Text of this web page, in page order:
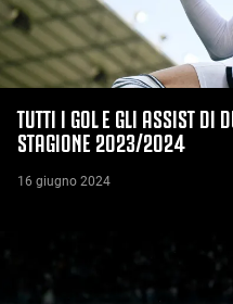
TUTTI I GOL E GLI ASSIST DI
STAGIONE 2023/2024
16 giugno 2024